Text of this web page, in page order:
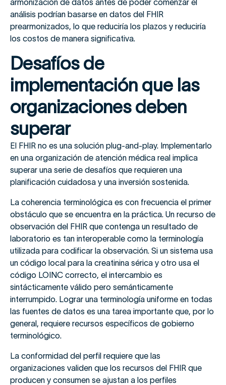
armonización de datos antes de poder comenzar el
análisis podrían basarse en datos del FHIR
prearmonizados, lo que reduciría los plazos y reduciría
los costos de manera significativa.
Desafíos de
implementación que las
organizaciones deben
superar
El FHIR no es una solución plug-and-play. Implementarlo
en una organización de atención médica real implica
superar una serie de desafíos que requieren una
planificación cuidadosa y una inversión sostenida.
La coherencia terminológica es con frecuencia el primer
obstáculo que se encuentra en la práctica. Un recurso de
observación del FHIR que contenga un resultado de
laboratorio es tan interoperable como la terminología
utilizada para codificar la observación. Si un sistema usa
un código local para la creatinina sérica y otro usa el
código LOINC correcto, el intercambio es
sintácticamente válido pero semánticamente
interrumpido. Lograr una terminología uniforme en todas
las fuentes de datos es una tarea importante que, por lo
general, requiere recursos específicos de gobierno
terminológico.
La conformidad del perfil requiere que las
organizaciones validen que los recursos del FHIR que
producen y consumen se ajustan a los perfiles